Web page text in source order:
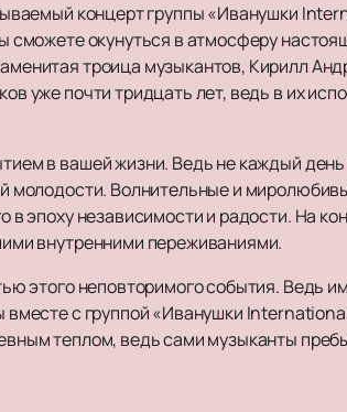
концерт группы «Иванушки
окунуться в атмосферу
троица музыкантов, Кирилл
уже почти тридцать лет, ведь в их
в вашей жизни. Ведь не каждый
молодости. Волнительные и
в эпоху независимости и радости. На
внутренними переживаниями.
этого неповторимого события. Ведь
вместе с группой «Иванушки
теплом, ведь сами музыканты